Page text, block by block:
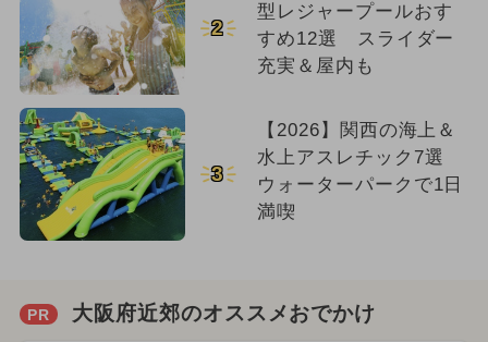
2
型レジャープールおす
すめ12選 スライダー
充実＆屋内も
3
【2026】関西の海上＆
水上アスレチック7選
ウォーターパークで1日
満喫
PR 大阪府近郊のオススメおでかけ